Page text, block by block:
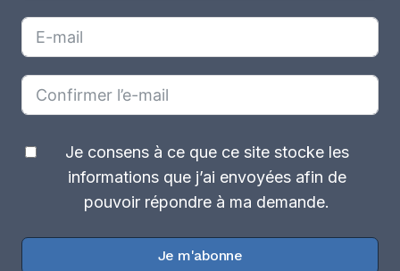
Je consens à ce que ce site stocke les
informations que j’ai envoyées afin de
pouvoir répondre à ma demande.
Je m'abonne